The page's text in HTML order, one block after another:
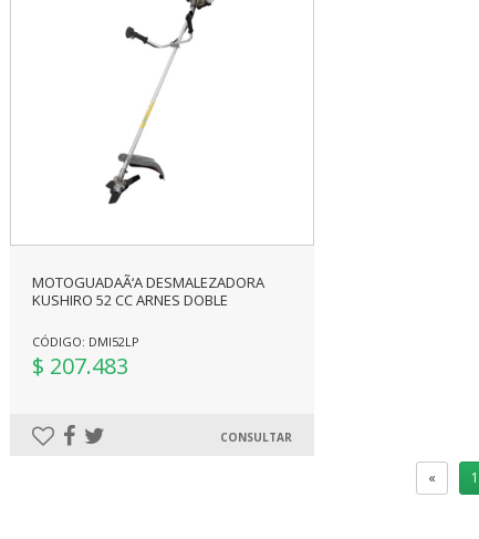
MOTOGUADAÃ‘A DESMALEZADORA
KUSHIRO 52 CC ARNES DOBLE
CÓDIGO: DMI52LP
$ 207.483
CONSULTAR
« 1